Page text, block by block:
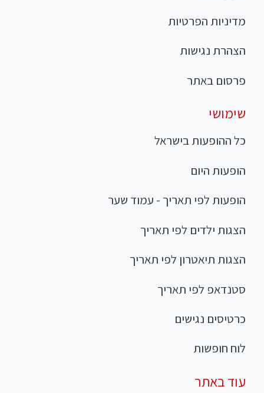
מדיניות הפרטיות
הצהרת נגישות
פרסום באתר
שימושי
כל ההופעות בישראל
הופעות היום
הופעות לפי תאריך - עמוד שער
הצגות ילדים לפי תאריך
הצגות תיאטרון לפי תאריך
סטנדאפ לפי תאריך
כרטיסים נגישים
לוח חופשות
עוד באתר